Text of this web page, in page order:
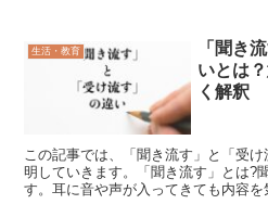
生活・教育
「聞き
いとは
く解釈
この記事では、「聞き流す」と「受
明していきます。「聞き流す」とは?
す。耳に音や声が入ってきても内容を